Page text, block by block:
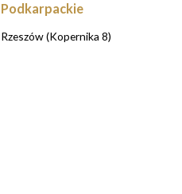
Podkarpackie
Rzeszów (Kopernika 8)